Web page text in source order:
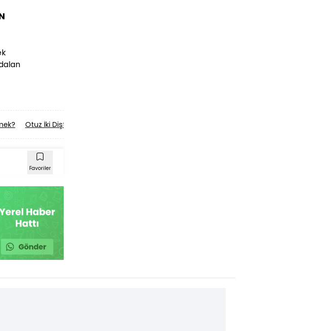
Otuz İki Dişten Çıkan, Otuz İki Mahalleye Yayılır atasözünün anlamı demek?
Favoriler